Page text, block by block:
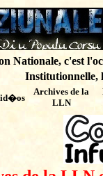
c'est
Institutionnelle,
Archives de la
LLN